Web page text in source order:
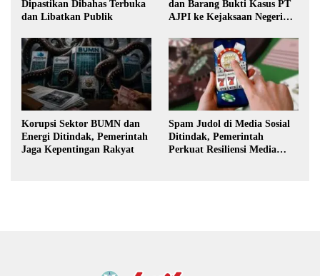
Dipastikan Dibahas Terbuka
dan Libatkan Publik
dan Barang Bukti Kasus PT
AJPI ke Kejaksaan Negeri
Korupsi Sektor BUMN dan
Energi Ditindak, Pemerintah
Jaga Kepentingan Rakyat
Spam Judol di Media Sosial
Ditindak, Pemerintah
Perkuat Resiliensi Media